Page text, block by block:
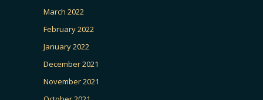
March 2022
February 2022
January 2022
December 2021
November 2021